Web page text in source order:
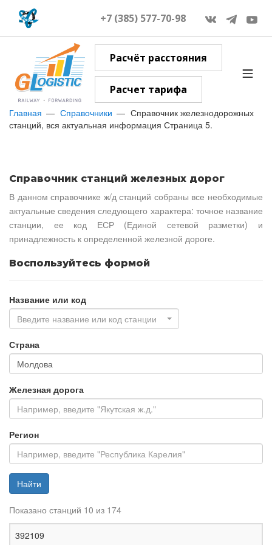
+7 (385) 577-70-98
Расчёт расстояния
Расчет тарифа
Главная Справочники
Справочник железнодорожных
станций, вся актуальная информация Страница 5.
Справочник станций железных дорог
В данном справочнике ж/д станций собраны все необходимые
актуальные сведения следующего характера: точное название
станции, ее код ЕСР (Единой сетевой разметки) и
принадлежность к определенной железной дороге.
Воспользуйтесь формой
Название или код
Введите название или код станции
Страна
Железная дорога
Регион
Найти
Показано станций 10 из 174
392109